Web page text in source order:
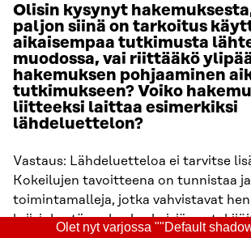
Olisin kysynyt
paljon siinä on tarkoitus
aikaisempaa tutkimusta
muodossa, vai riittääkö
hakemuksen pohjaaminen
tutkimukseen? Voiko
liitteeksi laittaa esimerkiksi
lähdeluettelon?
Vastaus: Lähdeluetteloa ei tarvitse
Kokeilujen tavoitteena on tunnistaa
toimintamalleja, jotka vahvistavat
kriisinkestävyyden keskeisiä
Olet nyt varjossa ""Default